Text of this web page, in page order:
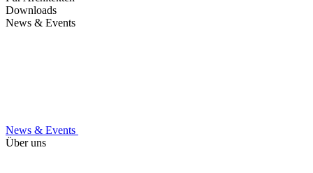
Downloads
News & Events
News & Events
Über uns